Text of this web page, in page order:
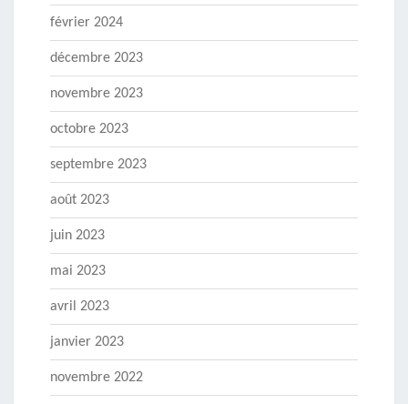
février 2024
décembre 2023
novembre 2023
octobre 2023
septembre 2023
août 2023
juin 2023
mai 2023
avril 2023
janvier 2023
novembre 2022